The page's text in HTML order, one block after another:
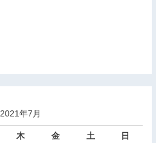
2021年7月
木 金 土 日